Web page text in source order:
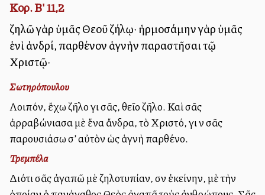
Κορ. Β' 11,2
ζηλῶ γὰρ ὑμᾶς Θεοῦ ζήλῳ· ἡρμοσάμην γὰρ ὑμᾶς
ἑνὶ ἀνδρί, παρθένον ἁγνὴν παραστῆσαι τῷ
Χριστῷ·
Σωτηρόπουλου
Λοιπόν, ἔχω ζῆλο γιὰ σᾶς, θεῖο ζῆλο. Καὶ σᾶς
ἀρραβώνιασα μὲ ἕνα ἄνδρα, τὸ Χριστό, γιὰ νὰ σᾶς
παρουσιάσω σ’ αὐτὸν ὡς ἁγνὴ παρθένο.
Τρεμπέλα
Διότι σᾶς ἀγαπῶ μὲ ζηλοτυπίαν, σὰν ἐκείνην, μὲ τὴν